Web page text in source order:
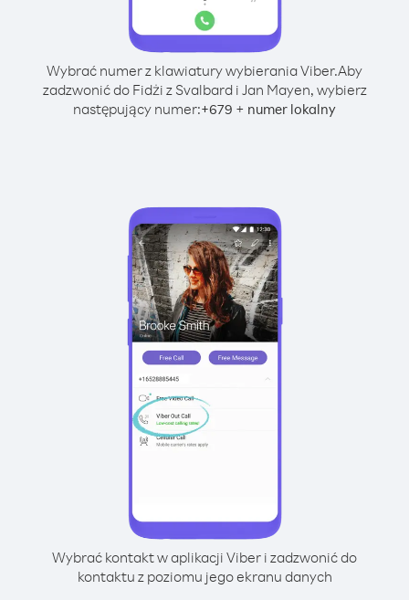
Wybrać numer z klawiatury wybierania Viber.Aby
zadzwonić do Fidżi z Svalbard i Jan Mayen, wybierz
następujący numer:+679 + numer lokalny
Wybrać kontakt w aplikacji Viber i zadzwonić do
kontaktu z poziomu jego ekranu danych